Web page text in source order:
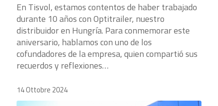
En Tisvol, estamos contentos de haber trabajado
durante 10 años con Optitrailer, nuestro
distribuidor en Hungría. Para conmemorar este
aniversario, hablamos con uno de los
cofundadores de la empresa, quien compartió sus
recuerdos y reflexiones…
14 Ottobre 2024